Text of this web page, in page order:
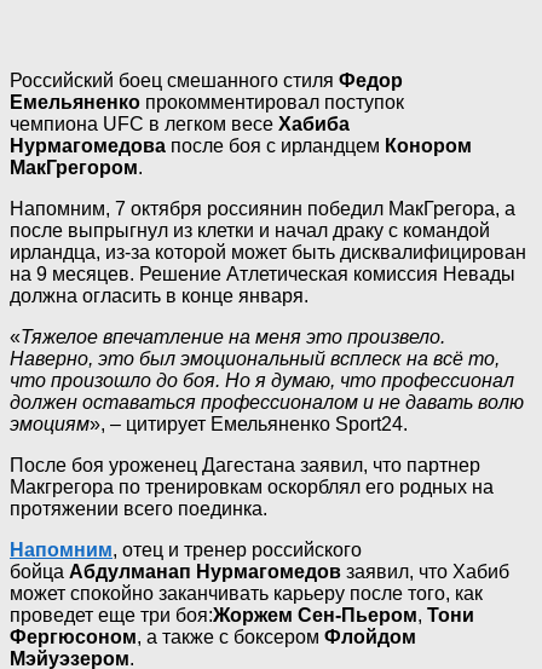
Российский боец смешанного стиля Федор
Емельяненко прокомментировал поступок
чемпиона UFC в легком весе Хабиба
Нурмагомедова после боя с ирландцем Конором
МакГрегором.
Напомним, 7 октября россиянин победил МакГрегора, а
после выпрыгнул из клетки и начал драку с командой
ирландца, из-за которой может быть дисквалифицирован
на 9 месяцев. Решение Атлетическая комиссия Невады
должна огласить в конце января.
«Тяжелое впечатление на меня это произвело.
Наверно, это был эмоциональный всплеск на всё то,
что произошло до боя. Но я думаю, что профессионал
должен оставаться профессионалом и не давать волю
эмоциям», – цитирует Емельяненко Sport24.
После боя уроженец Дагестана заявил, что партнер
Макгрегора по тренировкам оскорблял его родных на
протяжении всего поединка.
Напомним, отец и тренер российского
бойца Абдулманап Нурмагомедов заявил, что Хабиб
может спокойно заканчивать карьеру после того, как
проведет еще три боя:Жоржем Сен-Пьером, Тони
Фергюсоном, а также с боксером Флойдом
Мэйуэзером.